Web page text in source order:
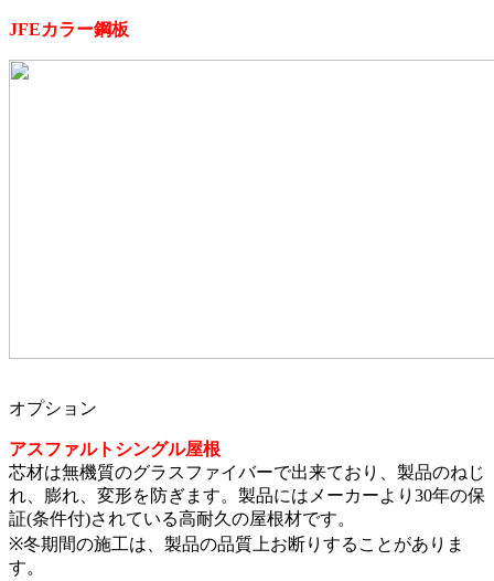
JFEカラー鋼板
オプション
アスファルトシングル屋根
芯材は無機質のグラスファイバーで出来ており、製品のねじ
れ、膨れ、変形を防ぎます。製品にはメーカーより30年の保
証(条件付)されている高耐久の屋根材です。
※冬期間の施工は、製品の品質上お断りすることがありま
す。